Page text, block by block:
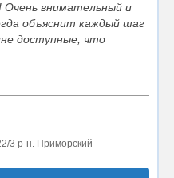
внимательный и
объяснит каждый шаг
доступные, что
3 р-н. Приморский